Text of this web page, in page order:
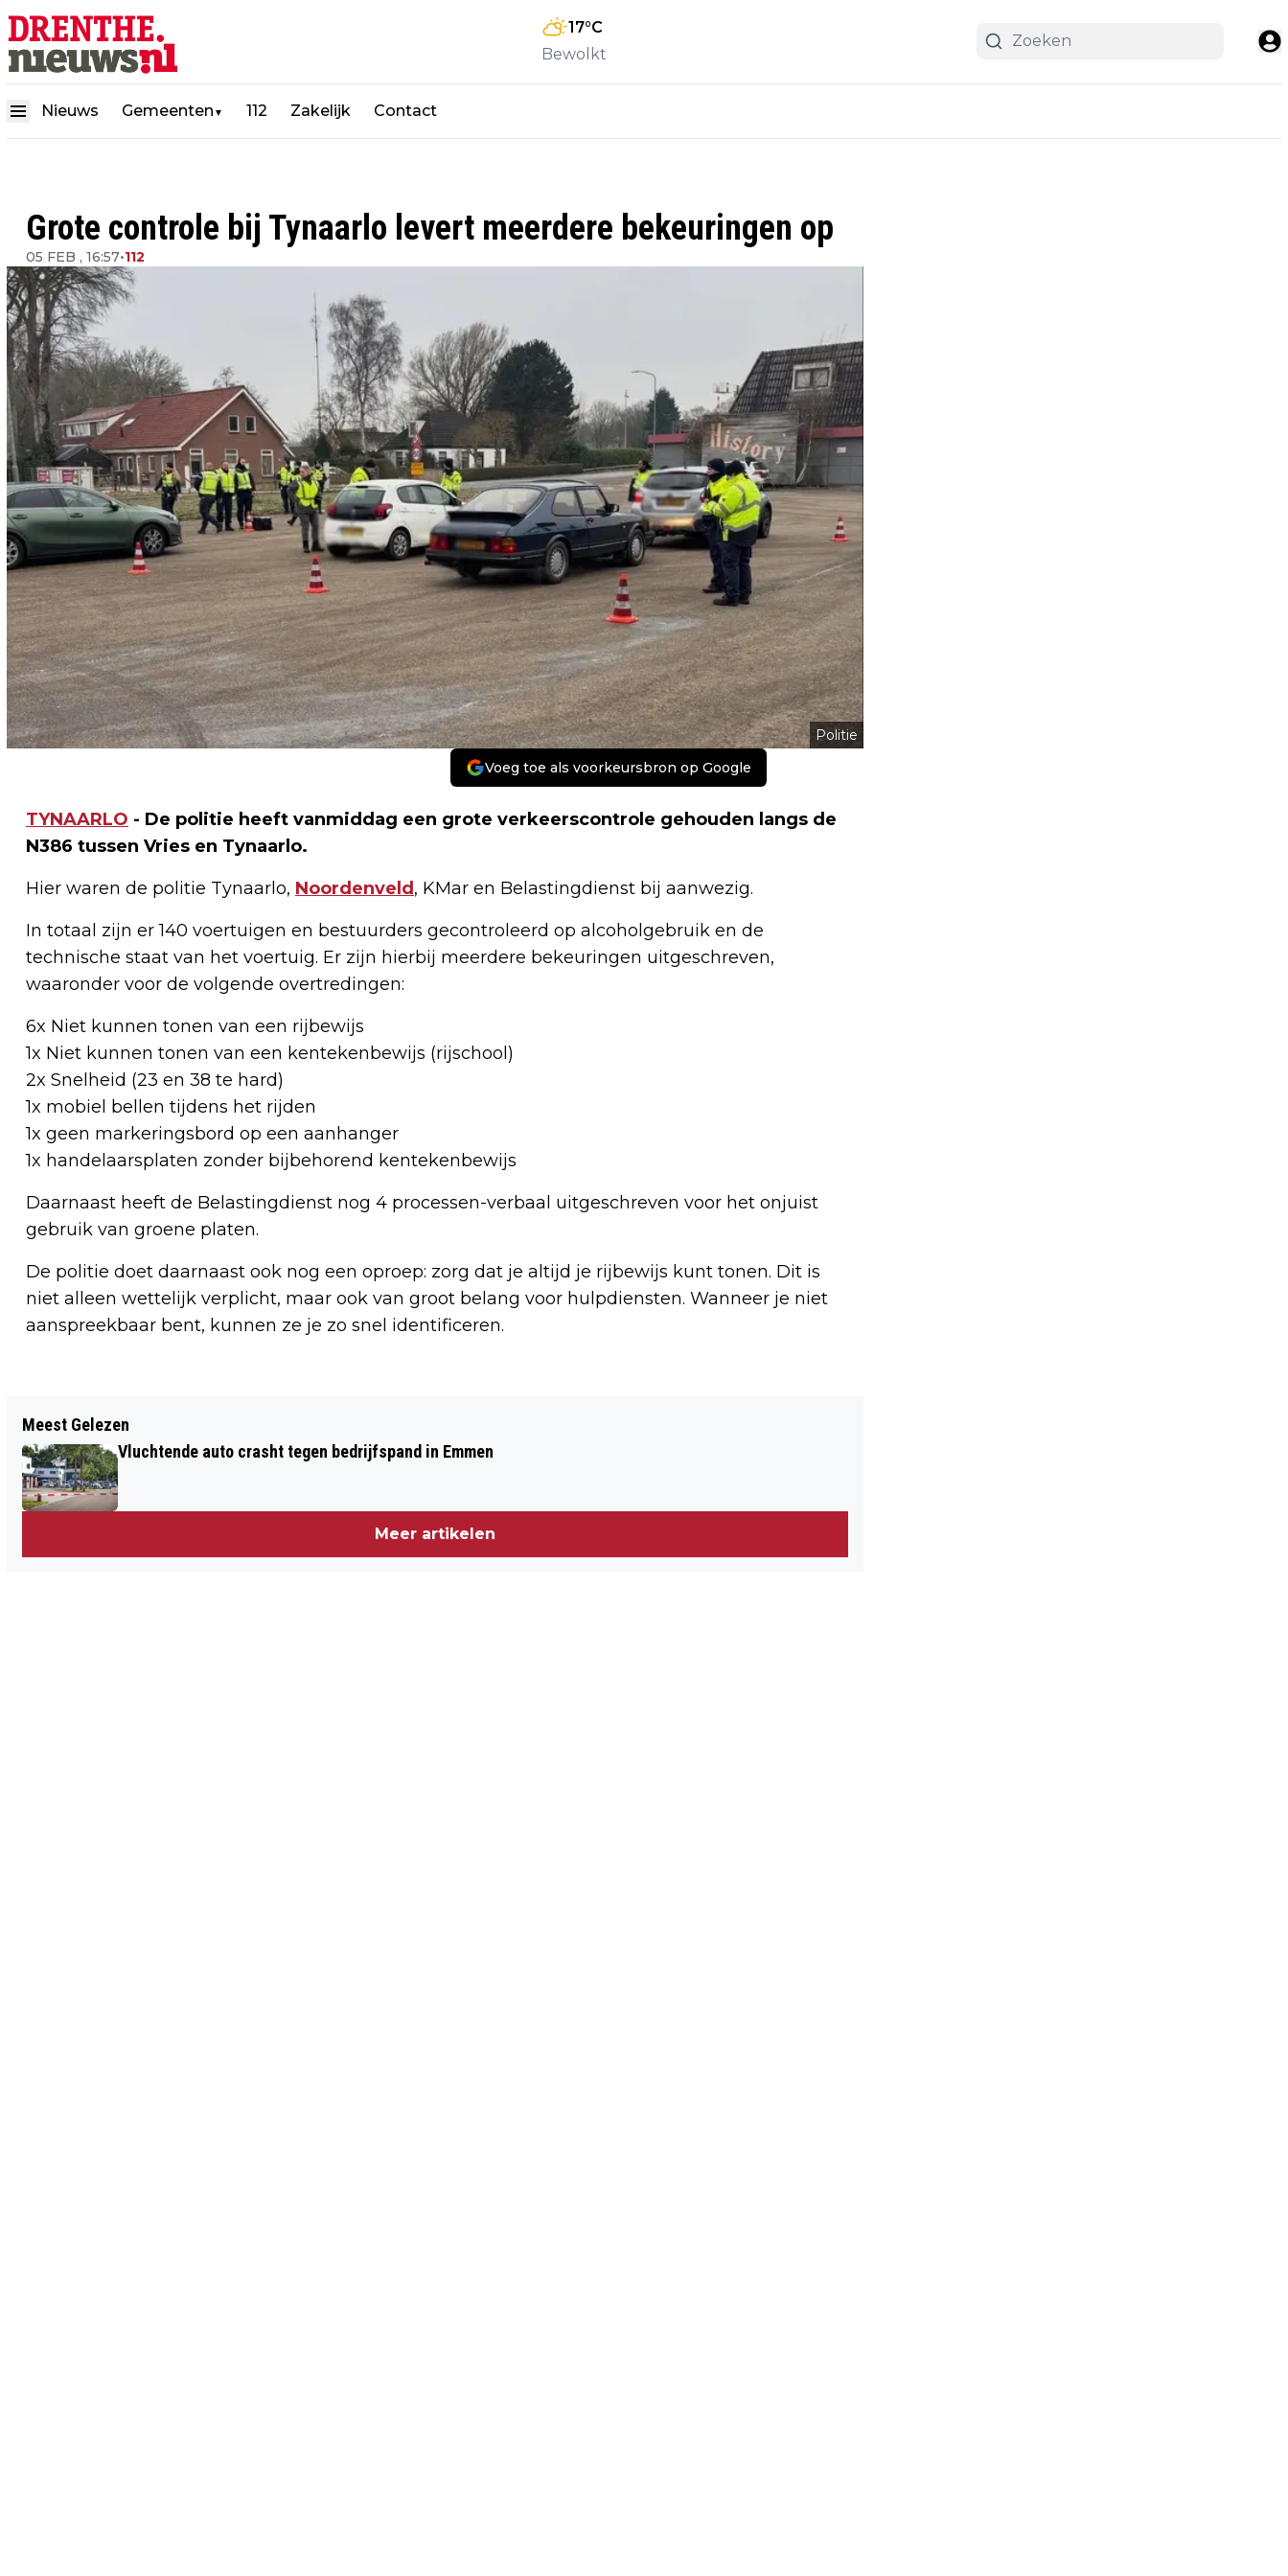
17°C
Bewolkt
Nieuws Gemeenten ▼ 112 Zakelijk Contact
Grote controle bij Tynaarlo levert meerdere bekeuringen op
05 FEB , 16:57•112
Politie
Voeg toe als voorkeursbron op Google
TYNAARLO - De politie heeft vanmiddag een grote verkeerscontrole gehouden langs de
N386 tussen Vries en Tynaarlo.
Hier waren de politie Tynaarlo, Noordenveld , KMar en Belastingdienst bij aanwezig.
In totaal zijn er 140 voertuigen en bestuurders gecontroleerd op alcoholgebruik en de
technische staat van het voertuig. Er zijn hierbij meerdere bekeuringen uitgeschreven,
waaronder voor de volgende overtredingen:
6x Niet kunnen tonen van een rijbewijs
1x Niet kunnen tonen van een kentekenbewijs (rijschool)
2x Snelheid (23 en 38 te hard)
1x mobiel bellen tijdens het rijden
1x geen markeringsbord op een aanhanger
1x handelaarsplaten zonder bijbehorend kentekenbewijs
Daarnaast heeft de Belastingdienst nog 4 processen-verbaal uitgeschreven voor het onjuist
gebruik van groene platen.
De politie doet daarnaast ook nog een oproep: zorg dat je altijd je rijbewijs kunt tonen. Dit is
niet alleen wettelijk verplicht, maar ook van groot belang voor hulpdiensten. Wanneer je niet
aanspreekbaar bent, kunnen ze je zo snel identificeren.
MFA KLOOSTERVESTE VERANDERD
ZATERDAG 7 MAART IN GROTE
KLEDINGBEURS
KEUKENBRAND IN AMSTELFLAT
Meest Gelezen
Vluchtende auto crasht tegen bedrijfspand in Emmen
Meer artikelen